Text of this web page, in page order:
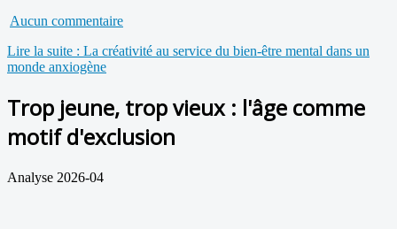
Aucun commentaire
Lire la suite : La créativité au service du bien-être mental dans un
monde anxiogène
Trop jeune, trop vieux : l'âge comme
motif d'exclusion
Analyse 2026-04